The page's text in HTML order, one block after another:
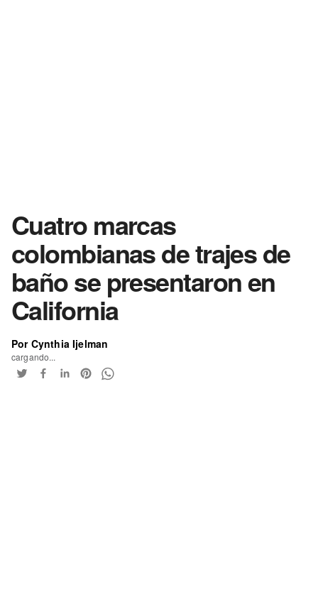
Cuatro marcas
colombianas de trajes de
baño se presentaron en
California
Por Cynthia Ijelman
cargando...